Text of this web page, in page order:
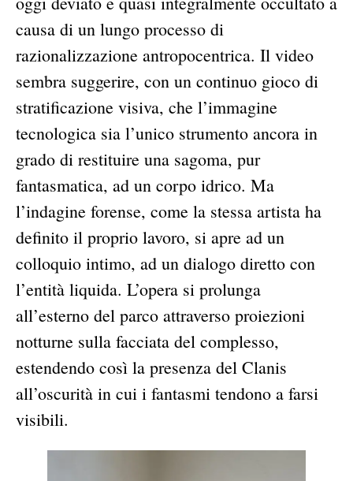
causa di un lungo processo di
razionalizzazione antropocentrica. Il video
sembra suggerire, con un continuo gioco di
stratificazione visiva, che l’immagine
tecnologica sia l’unico strumento ancora in
grado di restituire una sagoma, pur
fantasmatica, ad un corpo idrico. Ma
l’indagine forense, come la stessa artista ha
definito il proprio lavoro, si apre ad un
colloquio intimo, ad un dialogo diretto con
l’entità liquida. L’opera si prolunga
all’esterno del parco attraverso proiezioni
notturne sulla facciata del complesso,
estendendo così la presenza del Clanis
all’oscurità in cui i fantasmi tendono a farsi
visibili.